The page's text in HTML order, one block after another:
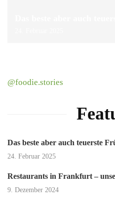
@foodie.stories
Das beste aber auch teuerste
24. Februar 2025
Restaurants in Frankfurt –
9. Dezember 2024